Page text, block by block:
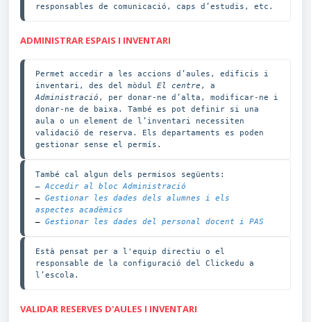
responsables de comunicació, caps d’estudis, etc.
ADMINISTRAR ESPAIS I INVENTARI
Permet accedir a les accions d’aules, edificis i
inventari, des del mòdul El centre
Administració , per donar-ne d’alta, modificar-ne i
donar-ne de baixa. També es pot definir si una
aula o un element de l’inventari necessiten
validació de reserva. Els departaments es poden
gestionar sense el permís.
— Accedir al bloc Administració
— Gestionar les dades dels alumnes i els
aspectes acadèmics
— Gestionar les dades del personal docent i PAS
Està pensat per a l'equip directiu o el
responsable de la configuració del Clickedu a
l’escola.
VALIDAR RESERVES D'AULES I INVENTARI